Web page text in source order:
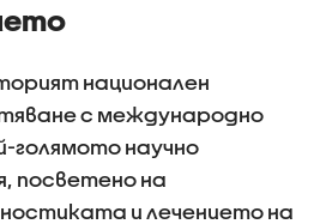
национален
с международно
голямото научно
посветено на
и лечението на